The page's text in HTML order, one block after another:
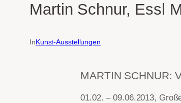
Martin Schnur, Essl
InKunst-Ausstellungen
MARTIN SCHNUR:
01.02. – 09.06.2013,